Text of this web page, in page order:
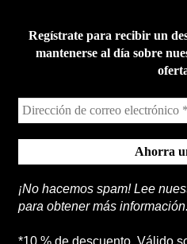
Regístrate para recibir un
mantenerse al día sobre
¡No hacemos spam! Lee
para obtener más información.